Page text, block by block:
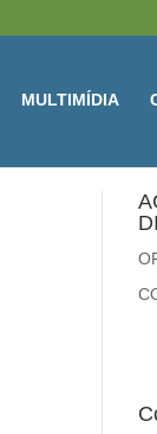
MULTIMÍDIA